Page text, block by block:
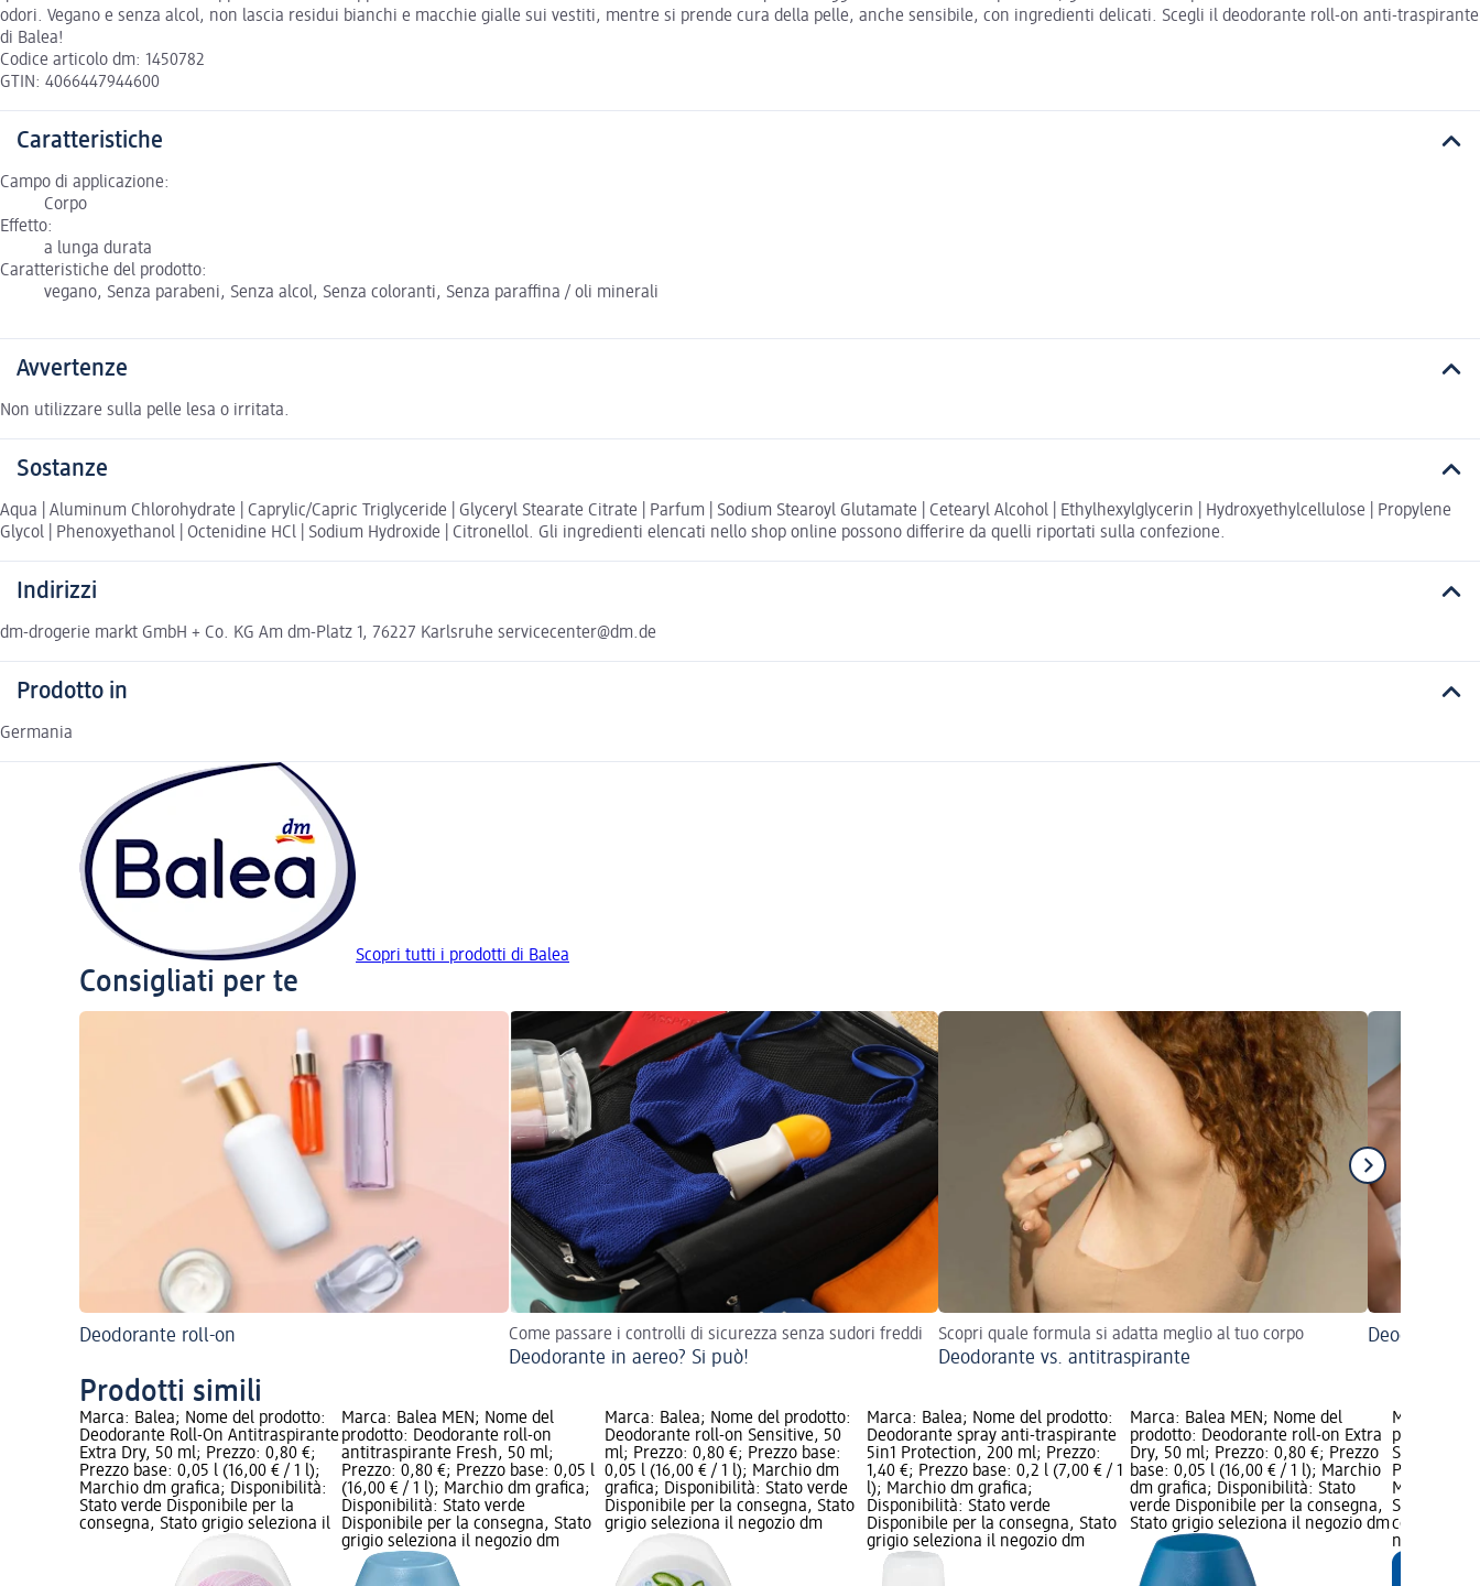
odori. Vegano e senza alcol, non lascia residui bianchi e macchie gialle sui vestiti, mentre si prende cura della pelle, anche sensibile, con ingredienti delicati. Scegli il deodorante roll-on anti-traspirante
di Balea!
Codice articolo dm: 1450782
GTIN: 4066447944600
Caratteristiche
Campo di applicazione:
Corpo
Effetto:
a lunga durata
Caratteristiche del prodotto:
vegano, Senza parabeni, Senza alcol, Senza coloranti, Senza paraffina / oli minerali
Avvertenze
Non utilizzare sulla pelle lesa o irritata.
Sostanze
Aqua | Aluminum Chlorohydrate | Caprylic/Capric Triglyceride | Glyceryl Stearate Citrate | Parfum | Sodium Stearoyl Glutamate | Cetearyl Alcohol | Ethylhexylglycerin | Hydroxyethylcellulose | Propylene
Glycol | Phenoxyethanol | Octenidine HCl | Sodium Hydroxide | Citronellol. Gli ingredienti elencati nello shop online possono differire da quelli riportati sulla confezione.
Indirizzi
dm-drogerie markt GmbH + Co. KG Am dm-Platz 1, 76227 Karlsruhe servicecenter@dm.de
Prodotto in
Germania
Scopri tutti i prodotti di Balea
Consigliati per te
Deodorante roll-on Come passare i controlli di sicurezza senza sudori freddi
Deodorante in aereo? Si può!
Scopri quale formula si adatta meglio al tuo corpo
Deodorante vs. antitraspirante
Deodorante
Prodotti simili
Marca: Balea; Nome del prodotto:
Deodorante Roll-On Antitraspirante
Extra Dry, 50 ml; Prezzo: 0,80 €;
Prezzo base: 0,05 l (16,00 € / 1 l);
Marchio dm grafica; Disponibilità:
Stato verde Disponibile per la
consegna, Stato grigio seleziona il
Marca: Balea MEN; Nome del
prodotto: Deodorante roll-on
antitraspirante Fresh, 50 ml;
Prezzo: 0,80 €; Prezzo base: 0,05 l
(16,00 € / 1 l); Marchio dm grafica;
Disponibilità: Stato verde
Disponibile per la consegna, Stato
grigio seleziona il negozio dm
Marca: Balea; Nome del prodotto:
Deodorante roll-on Sensitive, 50
ml; Prezzo: 0,80 €; Prezzo base:
0,05 l (16,00 € / 1 l); Marchio dm
grafica; Disponibilità: Stato verde
Disponibile per la consegna, Stato
grigio seleziona il negozio dm
Marca: Balea; Nome del prodotto:
Deodorante spray anti-traspirante
5in1 Protection, 200 ml; Prezzo:
1,40 €; Prezzo base: 0,2 l (7,00 € / 1
l); Marchio dm grafica;
Disponibilità: Stato verde
Disponibile per la consegna, Stato
grigio seleziona il negozio dm
Marca: Balea MEN; Nome del
prodotto: Deodorante roll-on Extra
Dry, 50 ml; Prezzo: 0,80 €; Prezzo
base: 0,05 l (16,00 € / 1 l); Marchio
dm grafica; Disponibilità: Stato
verde Disponibile per la consegna,
Stato grigio seleziona il negozio dm
Marca:
prodotto:
Prezzo
Marchio
Stato
consegna,
negozio dm